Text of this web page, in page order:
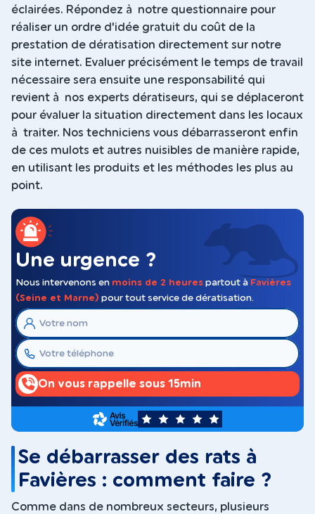
éclairées. Répondez à notre questionnaire pour
réaliser un ordre d'idée gratuit du coût de la
prestation de dératisation directement sur notre
site internet. Evaluer précisément le temps de travail
nécessaire sera ensuite une responsabilité qui
revient à nos experts dératiseurs, qui se déplaceront
pour évaluer la situation directement dans les locaux
à traiter. Nos techniciens vous débarrasseront enfin
de ces mulots et autres nuisibles de manière rapide,
en utilisant les produits et les méthodes les plus au
point.
Une urgence ?
Nous intervenons en moins de 2 heures partout à Favières
(Seine et Marne) pour tout service de dératisation.
On vous rappelle sous 15min
5
Se débarrasser des rats à
Favières : comment faire ?
Comme dans de nombreux secteurs, plusieurs